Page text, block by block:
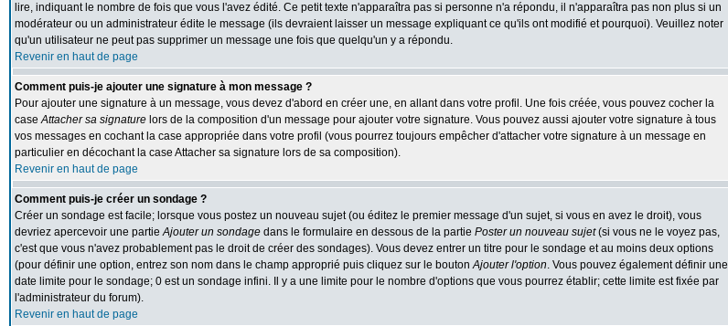
lire, indiquant le nombre de fois que vous l'avez édité. Ce petit texte n'apparaîtra pas si personne n'a répondu, il n'apparaîtra pas non plus si un
modérateur ou un administrateur édite le message (ils devraient laisser un message expliquant ce qu'ils ont modifié et pourquoi). Veuillez noter
qu'un utilisateur ne peut pas supprimer un message une fois que quelqu'un y a répondu.
Revenir en haut de page
Comment puis-je ajouter une signature à mon message ?
Pour ajouter une signature à un message, vous devez d'abord en créer une, en allant dans votre profil. Une fois créée, vous pouvez cocher la
caseAttacher sa signature lors de la composition d'un message pour ajouter votre signature. Vous pouvez aussi ajouter votre signature à tous
vos messages en cochant la case appropriée dans votre profil (vous pourrez toujours empêcher d'attacher votre signature à un message en
particulier en décochant la case Attacher sa signature lors de sa composition).
Revenir en haut de page
Comment puis-je créer un sondage ?
Créer un sondage est facile; lorsque vous postez un nouveau sujet (ou éditez le premier message d'un sujet, si vous en avez le droit), vous
devriez apercevoir une partieAjouter un sondage dans le formulaire en dessous de la partie Poster un nouveau sujet(si vous ne le voyez pas,
c'est que vous n'avez probablement pas le droit de créer des sondages). Vous devez entrer un titre pour le sondage et au moins deux options
(pour définir une option, entrez son nom dans le champ approprié puis cliquez sur le boutonAjouter l'option. Vous pouvez également définir une
date limite pour le sondage; 0 est un sondage infini. Il y a une limite pour le nombre d'options que vous pourrez établir; cette limite est fixée par
l'administrateur du forum).
Revenir en haut de page